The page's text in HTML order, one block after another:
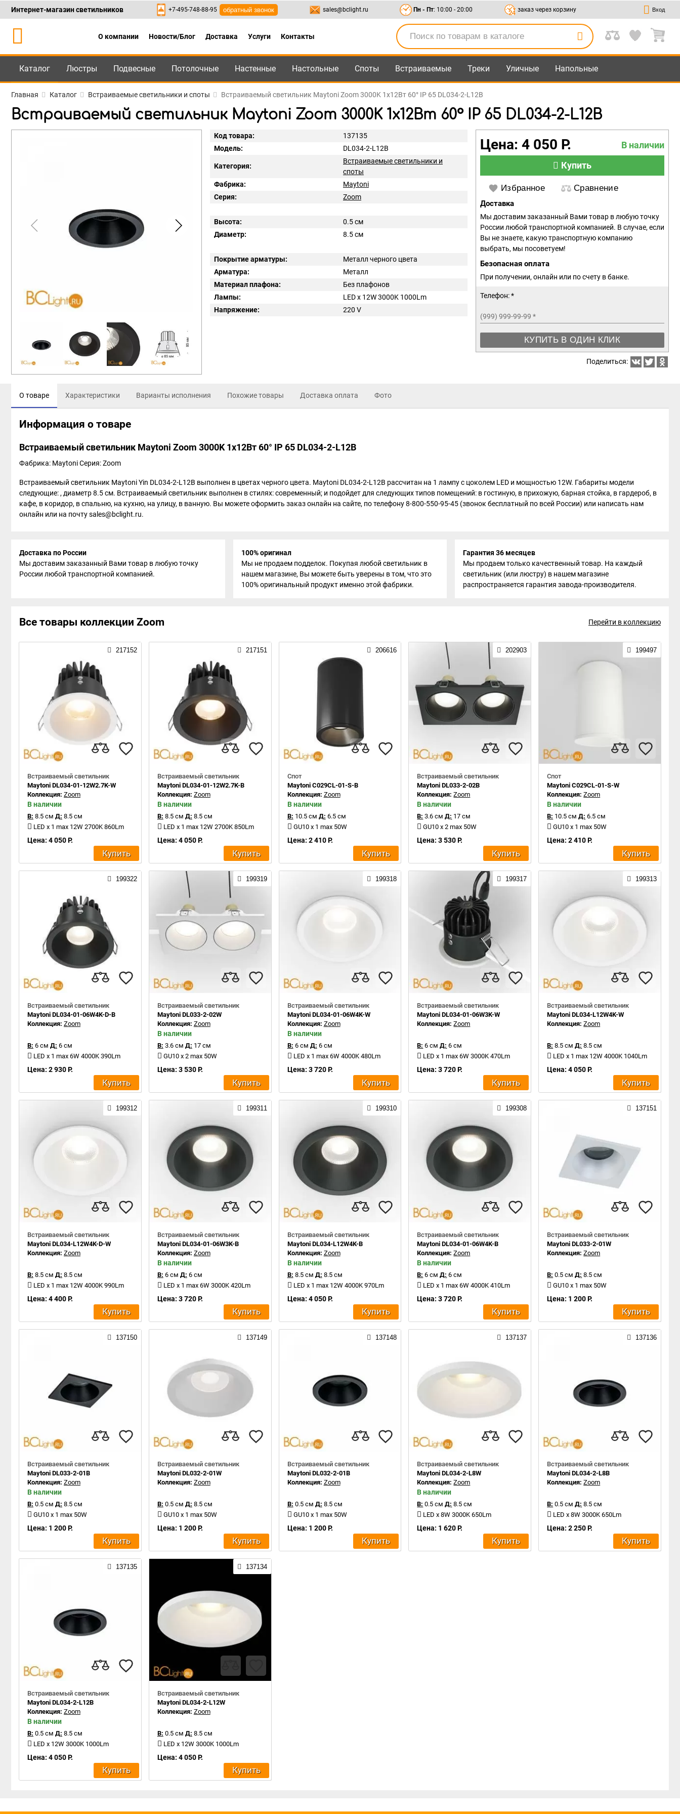
Каталог +7-495-748-88-95 ,8-800-550-95-45 sales@bclight.ru
Интернет-магазин светильников +7-495-748-88-95 обратный звонок sales@bclight.ru Пн - Пт: 10:00 - 20:00 заказ через корзину Вход
О компании Новости/Блог Доставка Услуги Контакты
Каталог Люстры Подвесные Потолочные Настенные Настольные Споты Встраиваемые Треки Уличные Напольные
Главная Каталог Встраиваемые светильники и споты Встраиваемый светильник Maytoni Zoom 3000K 1x12Вт 60° IP 65 DL034-2-L12B
Встраиваемый светильник Maytoni Zoom 3000K 1x12Вт 60° IP 65 DL034-2-L12B
Код товара:
137135
Модель:
DL034-2-L12B
Категория:
Встраиваемые светильники и
споты
Фабрика:
Maytoni
Серия:
Zoom
Высота:
0.5 см
Диаметр:
8.5 см
Покрытие арматуры:
Металл черного цвета
Арматура:
Металл
Материал плафона:
Без плафонов
Лампы:
LED x 12W 3000K 1000Lm
Напряжение:
220 V
Цена: 4 050 Р.
В наличии
Купить
Избранное Сравнение
Доставка
Мы доставим заказанный Вами товар в любую точку
России любой транспортной компанией. В случае, если
Вы не знаете, какую транспортную компанию
выбрать, мы посоветуем!
Безопасная оплата
При получении, онлайн или по счету в банке.
Телефон: *
(999) 999-99-99 *
КУПИТЬ В ОДИН КЛИК
Поделиться:
О товаре Характеристики Варианты исполнения Похожие товары Доставка оплата Фото
Информация о товаре
Встраиваемый светильник Maytoni Zoom 3000K 1x12Вт 60° IP 65 DL034-2-L12B
Фабрика: MaytoniСерия: Zoom
Встраиваемый светильник Maytoni Yin DL034-2-L12B выполнен в цветах черного цвета. Maytoni DL034-2-L12B рассчитан на 1 лампу с цоколем LED и мощностью 12W. Габариты модели
следующие: , диаметр 8.5 см. Встраиваемый светильник выполнен в стилях: современный; и подойдет для следующих типов помещений: в гостиную, в прихожую, барная стойка, в гардероб, в
кафе, в коридор, в спальню, на кухню, на улицу, в ванную. Вы можете оформить заказ онлайн на сайте, по телефону 8-800-550-95-45 (звонок бесплатный по всей России) или написать нам
онлайн или на почту sales@bclight.ru.
Доставка по России
Мы доставим заказанный Вами товар в любую точку
России любой транспортной компанией.
100% оригинал
Мы не продаем подделок. Покупая любой светильник в
нашем магазине, Вы можете быть уверены в том, что это
100% оригинальный продукт именно этой фабрики.
Гарантия 36 месяцев
Мы продаем только качественный товар. На каждый
светильник (или люстру) в нашем магазине
распространяется гарантия завода-производителя.
Все товары коллекции Zoom Перейти в коллекцию
217152
Встраиваемый светильник
Maytoni DL034-01-12W2.7K-W
Коллекция: Zoom
В наличии
В: 8.5 см Д: 8.5 см
LED x 1 max 12W 2700K 860Lm
Цена: 4 050 Р.
Купить
217151
Встраиваемый светильник
Maytoni DL034-01-12W2.7K-B
Коллекция: Zoom
В наличии
В: 8.5 см Д: 8.5 см
LED x 1 max 12W 2700K 850Lm
Цена: 4 050 Р.
Купить
206616
Спот
Maytoni C029CL-01-S-B
Коллекция: Zoom
В наличии
В: 10.5 см Д: 6.5 см
GU10 x 1 max 50W
Цена: 2 410 Р.
Купить
202903
Встраиваемый светильник
Maytoni DL033-2-02B
Коллекция:Zoom
В наличии
В: 3.6 см Д: 17 см
GU10 x 2 max 50W
Цена: 3 530 Р.
Купить
199497
Спот
Maytoni C029CL-01-S-W
Коллекция:Zoom
В наличии
В: 10.5 см Д: 6.5 см
GU10 x 1 max 50W
Цена: 2 410 Р.
Купить
199322
Встраиваемый светильник
Maytoni DL034-01-06W4K-D-B
Коллекция: Zoom
В: 6 см Д: 6 см
LED x 1 max 6W 4000K 390Lm
Цена: 2 930 Р.
Купить
199319
Встраиваемый светильник
Maytoni DL033-2-02W
Коллекция: Zoom
В наличии
В: 3.6 см Д: 17 см
GU10 x 2 max 50W
Цена: 3 530 Р.
Купить
199318
Встраиваемый светильник
Maytoni DL034-01-06W4K-W
Коллекция: Zoom
В наличии
В: 6 см Д: 6 см
LED x 1 max 6W 4000K 480Lm
Цена: 3 720 Р.
Купить
199317
Встраиваемый светильник
Maytoni DL034-01-06W3K-W
Коллекция:Zoom
В: 6 см Д: 6 см
LED x 1 max 6W 3000K 470Lm
Цена: 3 720 Р.
Купить
199313
Встраиваемый светильник
Maytoni DL034-L12W4K-W
Коллекция:Zoom
В: 8.5 см Д: 8.5 см
LED x 1 max 12W 4000K 1040Lm
Цена: 4 050 Р.
Купить
199312
Встраиваемый светильник
Maytoni DL034-L12W4K-D-W
Коллекция: Zoom
В: 8.5 см Д: 8.5 см
LED x 1 max 12W 4000K 990Lm
Цена: 4 400 Р.
Купить
199311
Встраиваемый светильник
Maytoni DL034-01-06W3K-B
Коллекция: Zoom
В наличии
В: 6 см Д: 6 см
LED x 1 max 6W 3000K 420Lm
Цена: 3 720 Р.
Купить
199310
Встраиваемый светильник
Maytoni DL034-L12W4K-B
Коллекция: Zoom
В наличии
В: 8.5 см Д: 8.5 см
LED x 1 max 12W 4000K 970Lm
Цена: 4 050 Р.
Купить
199308
Встраиваемый светильник
Maytoni DL034-01-06W4K-B
Коллекция:Zoom
В наличии
В: 6 см Д: 6 см
LED x 1 max 6W 4000K 410Lm
Цена: 3 720 Р.
Купить
137151
Встраиваемый светильник
Maytoni DL033-2-01W
Коллекция:Zoom
В: 0.5 см Д: 8.5 см
GU10 x 1 max 50W
Цена: 1 200 Р.
Купить
137150
Встраиваемый светильник
Maytoni DL033-2-01B
Коллекция: Zoom
В наличии
В: 0.5 см Д: 8.5 см
GU10 x 1 max 50W
Цена: 1 200 Р.
Купить
137149
Встраиваемый светильник
Maytoni DL032-2-01W
Коллекция: Zoom
В: 0.5 см Д: 8.5 см
GU10 x 1 max 50W
Цена: 1 200 Р.
Купить
137148
Встраиваемый светильник
Maytoni DL032-2-01B
Коллекция: Zoom
В: 0.5 см Д: 8.5 см
GU10 x 1 max 50W
Цена: 1 200 Р.
Купить
137137
Встраиваемый светильник
Maytoni DL034-2-L8W
Коллекция:Zoom
В наличии
В: 0.5 см Д: 8.5 см
LED x 8W 3000K 650Lm
Цена: 1 620 Р.
Купить
137136
Встраиваемый светильник
Maytoni DL034-2-L8B
Коллекция:Zoom
В: 0.5 см Д: 8.5 см
LED x 8W 3000K 650Lm
Цена: 2 250 Р.
Купить
137135
Встраиваемый светильник
Maytoni DL034-2-L12B
Коллекция: Zoom
В наличии
В: 0.5 см Д: 8.5 см
LED x 12W 3000K 1000Lm
Цена: 4 050 Р.
Купить
137134
Встраиваемый светильник
Maytoni DL034-2-L12W
Коллекция: Zoom
В: 0.5 см Д: 8.5 см
LED x 12W 3000K 1000Lm
Цена: 4 050 Р.
Купить